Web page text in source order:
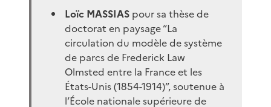
Loïc MASSIAS pour sa thèse de
doctorat en paysage “La
circulation du modèle de système
de parcs de Frederick Law
Olmsted entre la France et les
États-Unis (1854-1914)”, soutenue à
l’École nationale supérieure de